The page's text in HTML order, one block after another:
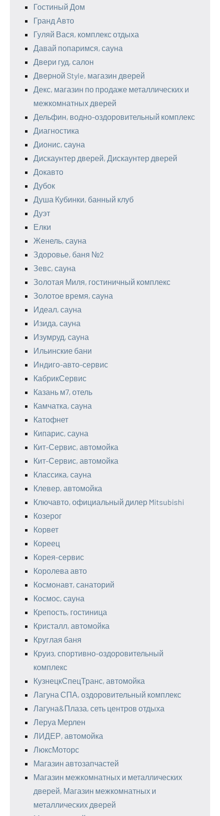
Гостиный Дом
Гранд Авто
Гуляй Вася, комплекс отдыха
Давай попаримся, сауна
Двери гуд, салон
Дверной Style, магазин дверей
Декс, магазин по продаже металлических и
межкомнатных дверей
Дельфин, водно-оздоровительный комплекс
Диагностика
Дионис, сауна
Дискаунтер дверей, Дискаунтер дверей
Докавто
Дубок
Душа Кубинки, банный клуб
Дуэт
Елки
Женель, сауна
Здоровье, баня №2
Зевс, сауна
Золотая Миля, гостиничный комплекс
Золотое время, сауна
Идеал, сауна
Изида, сауна
Изумруд, сауна
Ильинские бани
Индиго-авто-сервис
КабрикСервис
Казань м7, отель
Камчатка, сауна
Катофнет
Кипарис, сауна
Кит-Сервис, автомойка
Кит-Сервис, автомойка
Классика, сауна
Клевер, автомойка
Ключавто, официальный дилер Mitsubishi
Козерог
Корвет
Кореец
Корея-сервис
Королева авто
Космонавт, санаторий
Космос, сауна
Крепость, гостиница
Кристалл, автомойка
Круглая баня
Круиз, спортивно-оздоровительный
комплекс
КузнецкСпецТранс, автомойка
Лагуна СПА, оздоровительный комплекс
Лагуна&Плаза, сеть центров отдыха
Леруа Мерлен
ЛИДЕР, автомойка
ЛюксМоторс
Магазин автозапчастей
Магазин межкомнатных и металлических
дверей, Магазин межкомнатных и
металлических дверей